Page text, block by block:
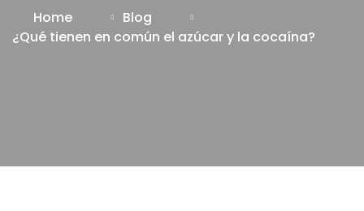
Home
Blog
¿Qué tienen en común el azúcar y la cocaína?